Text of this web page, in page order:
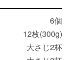
6個
12枚(300g)
大さじ2杯